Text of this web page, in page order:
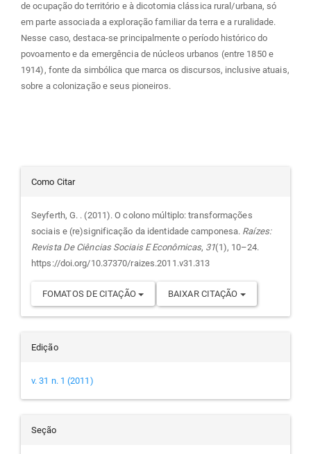
de ocupação do território e à dicotomia clássica rural/urbana, só
em parte associada a exploração familiar da terra e a ruralidade.
Nesse caso, destaca-se principalmente o período histórico do
povoamento e da emergência de núcleos urbanos (entre 1850 e
1914), fonte da simbólica que marca os discursos, inclusive atuais,
sobre a colonização e seus pioneiros.
Detalhes
do
artigo
Como Citar
Seyferth, G. . (2011). O colono múltiplo: transformações
sociais e (re)significação da identidade camponesa. Raízes:
Revista De Ciências Sociais E Econômicas, 31(1), 10–24.
https://doi.org/10.37370/raizes.2011.v31.313
FOMATOS DE CITAÇÃO BAIXAR CITAÇÃO
Edição
v. 31 n. 1 (2011)
Seção